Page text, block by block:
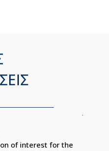
of interest for the